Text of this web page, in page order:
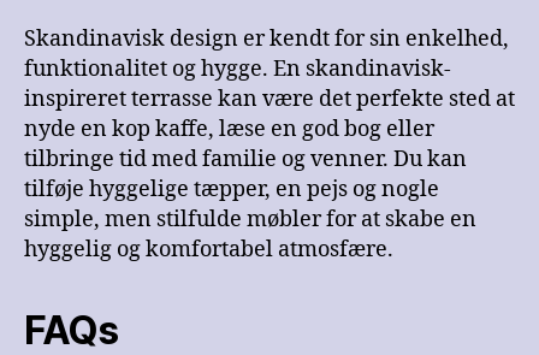
Skandinavisk design er kendt for sin enkelhed,
funktionalitet og hygge. En skandinavisk-
inspireret terrasse kan være det perfekte sted at
nyde en kop kaffe, læse en god bog eller
tilbringe tid med familie og venner. Du kan
tilføje hyggelige tæpper, en pejs og nogle
simple, men stilfulde møbler for at skabe en
hyggelig og komfortabel atmosfære.
FAQs